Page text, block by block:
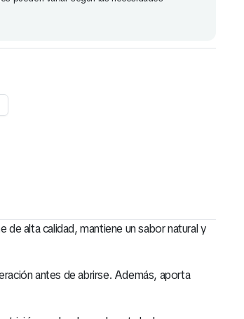
de alta calidad, mantiene un sabor natural y
antes de abrirse. Además, aporta